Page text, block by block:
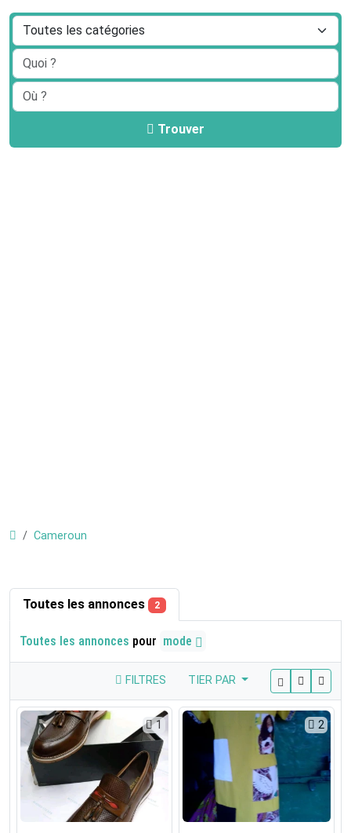
Trouver
Cameroun
Toutes les annonces 2
Toutes les annonces pour mode
FILTRES TIER PAR
1 2